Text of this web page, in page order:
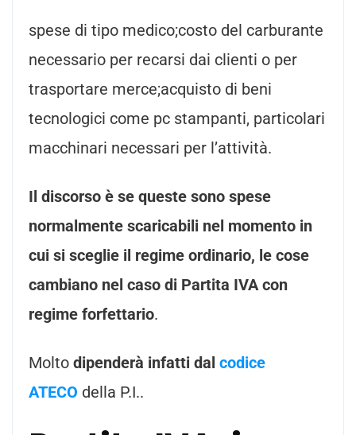
spese di tipo medico;costo del carburante
necessario per recarsi dai clienti o per
trasportare merce;acquisto di beni
tecnologici come pc stampanti, particolari
macchinari necessari per l’attività.
Il discorso è se queste sono spese
normalmente scaricabili nel momento in
cui si sceglie il regime ordinario, le cose
cambiano nel caso di Partita IVA con
regime forfettario.
Molto dipenderà infatti dal codice
ATECO della P.I..